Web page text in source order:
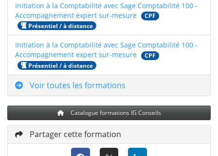
Initiation à la Comptabilité avec Sage Comptabilité 100 -
Accompagnement expert sur-mesure
CPF
Présentiel / à distance
Initiation à la Comptabilité avec Sage Comptabilité 100 -
Accompagnement expert sur-mesure
CPF
Présentiel / à distance
Voir toutes les formations
Catalogue formations IG Conseils
Partager cette formation